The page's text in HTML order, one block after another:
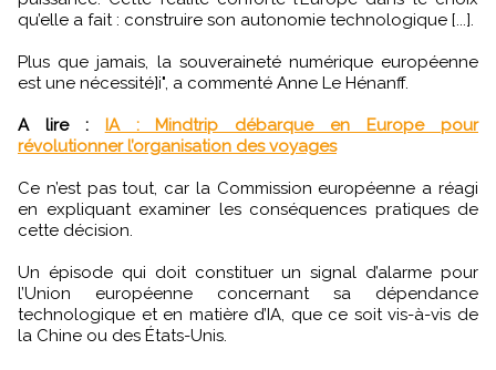
qu’elle a fait : construire son autonomie technologique [...].
Plus que jamais, la souveraineté numérique européenne
est une nécessité]i", a commenté Anne Le Hénanff.
A lire :
IA : Mindtrip débarque en Europe pour
révolutionner l’organisation des voyages
Ce n’est pas tout, car la Commission européenne a réagi
en expliquant examiner les conséquences pratiques de
cette décision.
Un épisode qui doit constituer un signal d’alarme pour
l’Union européenne concernant sa dépendance
technologique et en matière d’IA, que ce soit vis-à-vis de
la Chine ou des États-Unis.